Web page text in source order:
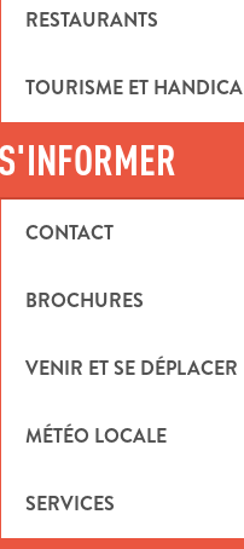
RESTAURANTS
TOURISME ET
S'INFORMER
CONTACT
BROCHURES
VENIR ET SE DÉPLACER
MÉTÉO LOCALE
SERVICES
NOUS